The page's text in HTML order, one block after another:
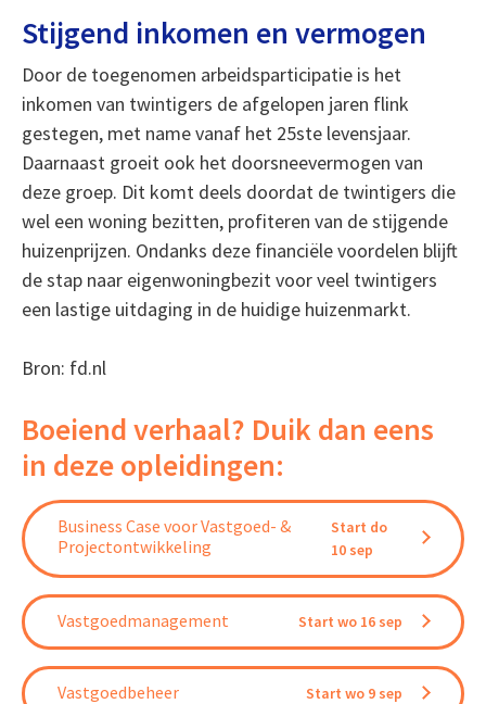
Stijgend inkomen en vermogen
Door de toegenomen arbeidsparticipatie is het
inkomen van twintigers de afgelopen jaren flink
gestegen, met name vanaf het 25ste levensjaar.
Daarnaast groeit ook het doorsneevermogen van
deze groep. Dit komt deels doordat de twintigers die
wel een woning bezitten, profiteren van de stijgende
huizenprijzen. Ondanks deze financiële voordelen blijft
de stap naar eigenwoningbezit voor veel twintigers
een lastige uitdaging in de huidige huizenmarkt.
Bron: fd.nl
Boeiend verhaal? Duik dan eens
in deze opleidingen:
Business Case voor Vastgoed- &
Projectontwikkeling
Start do
10 sep
Vastgoedmanagement Start wo 16 sep
Vastgoedbeheer Start wo 9 sep